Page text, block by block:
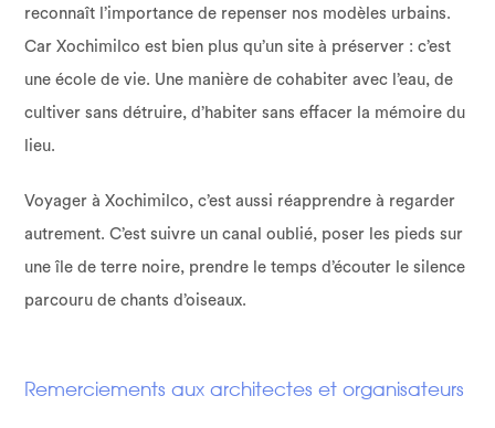
reconnaît l’importance de repenser nos modèles urbains.
Car Xochimilco est bien plus qu’un site à préserver : c’est
une école de vie. Une manière de cohabiter avec l’eau, de
cultiver sans détruire, d’habiter sans effacer la mémoire du
lieu.
Voyager à Xochimilco, c’est aussi réapprendre à regarder
autrement. C’est suivre un canal oublié, poser les pieds sur
une île de terre noire, prendre le temps d’écouter le silence
parcouru de chants d’oiseaux.
Remerciements aux architectes et organisateurs